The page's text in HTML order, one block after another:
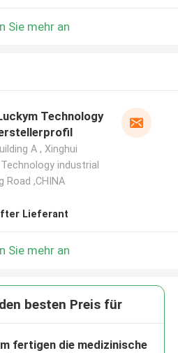
Sie mehr an
Technology
A , Xinghui
industrial
Road ,CHINA
Lieferant
Sie mehr an
besten Preis für
fertigen die medizinische